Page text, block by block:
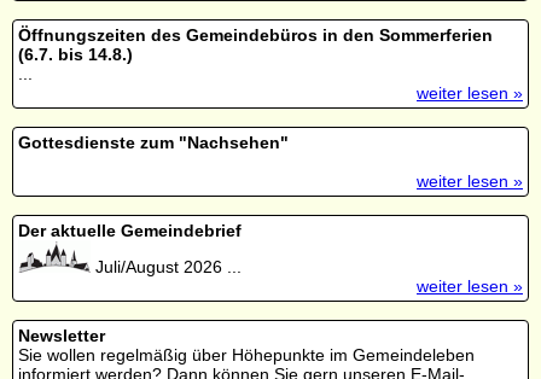
Öffnungszeiten des Gemeindebüros in den Sommerferien
(6.7. bis 14.8.)
weiter lesen »
Gottesdienste zum "Nachsehen"
weiter lesen »
Der aktuelle Gemeindebrief
Juli/August 2026 ...
weiter lesen »
Newsletter
Sie wollen regelmäßig über Höhepunkte im Gemeindeleben
informiert werden? Dann können Sie gern unseren E-Mail-